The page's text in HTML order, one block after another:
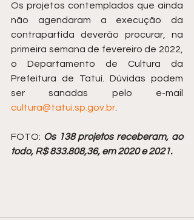
Os projetos contemplados que ainda
não agendaram a execução da
contrapartida deverão procurar, na
primeira semana de fevereiro de 2022,
o Departamento de Cultura da
Prefeitura de Tatuí. Dúvidas podem
cultura@tatui.sp.gov.br
FOTO: Os 138 projetos receberam, ao
todo, R$ 833.808,36, em 2020 e 2021.